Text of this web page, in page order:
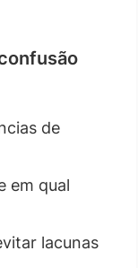
de
em qual
lacunas